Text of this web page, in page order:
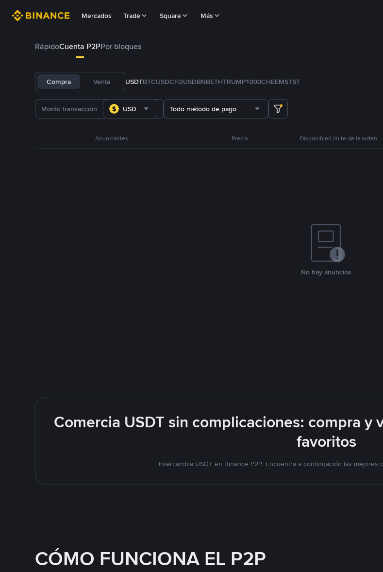
Mercados Trade Square Más
RápidoCuenta P2PPor bloques
Compra Venta USDTBTCUSDCFDUSDBNBETHTRUMP1000CHEEMSTST
USD Todo método de pago
Anunciantes Precio Disponible/Límite de la orden
No hay anuncios
Comercia USDT sin complicaciones: compra
favoritos
Intercambia USDT en Binance P2P. Encuentra a continuación las
CÓMO FUNCIONA EL P2P